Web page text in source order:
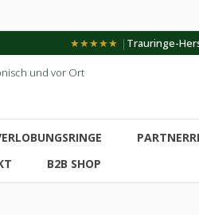
★★★★★ | Trauringe-
und vor Ort
B2B SHOP